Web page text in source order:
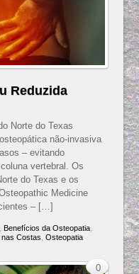
Reduzida
Norte do Texas
não-invasiva
– evitando
vertebral. Os
do Texas e os
Medicine
– […]
Benefícios da Osteopatia,
nas Costas Osteopatia
0